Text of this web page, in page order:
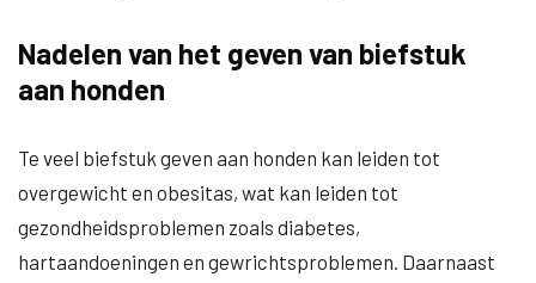
Nadelen van het geven van biefstuk
aan honden
Te veel biefstuk geven aan honden kan leiden tot
overgewicht en obesitas, wat kan leiden tot
gezondheidsproblemen zoals diabetes,
hartaandoeningen en gewrichtsproblemen. Daarnaast